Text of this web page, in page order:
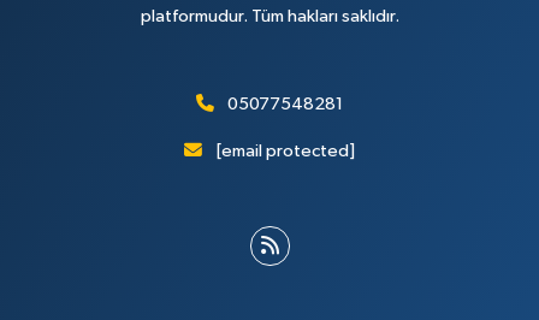
platformudur. Tüm hakları saklıdır.
05077548281
[email protected]